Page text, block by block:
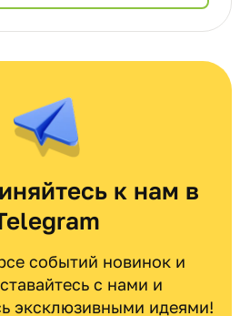
к нам в
событий новинок и
с нами и
эксклюзивными идеями!